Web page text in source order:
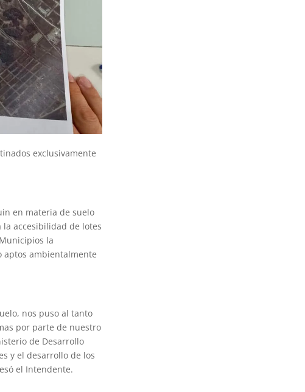
exclusivamente
en materia de suelo
accesibilidad de lotes
la
aptos ambientalmente
nos puso al tanto
por parte de nuestro
de Desarrollo
y el desarrollo de los
el Intendente.